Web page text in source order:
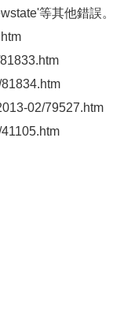
等其他錯誤。
02/79527.htm